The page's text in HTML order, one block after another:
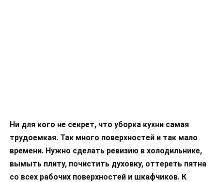
Ни для кого не секрет, что уборка кухни самая
трудоемкая. Так много поверхностей и так мало
времени. Нужно сделать ревизию в холодильнике,
вымыть плиту, почистить духовку, оттереть пятна
со всех рабочих поверхностей и шкафчиков. К